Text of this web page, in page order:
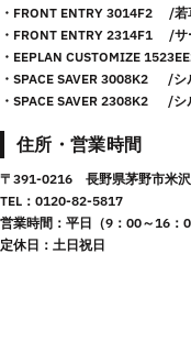
・FRONT ENTRY 3014F2 /若
・FRONT ENTRY 2314F1 /サ
・EEPLAN CUSTOMIZE
・SPACE SAVER 3008K2 /シ
・SPACE SAVER 2308K2 /シ
住所・営業時間
〒391-0216 長野県茅野市米
TEL：0120-82-5817
営業時間：平日（9：00～16：
定休日：土日祝日